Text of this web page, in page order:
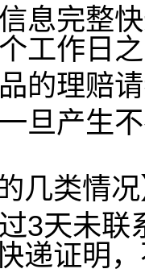
息完整
工作日
的理赔
旦产生
几类情
3天未联
递证明